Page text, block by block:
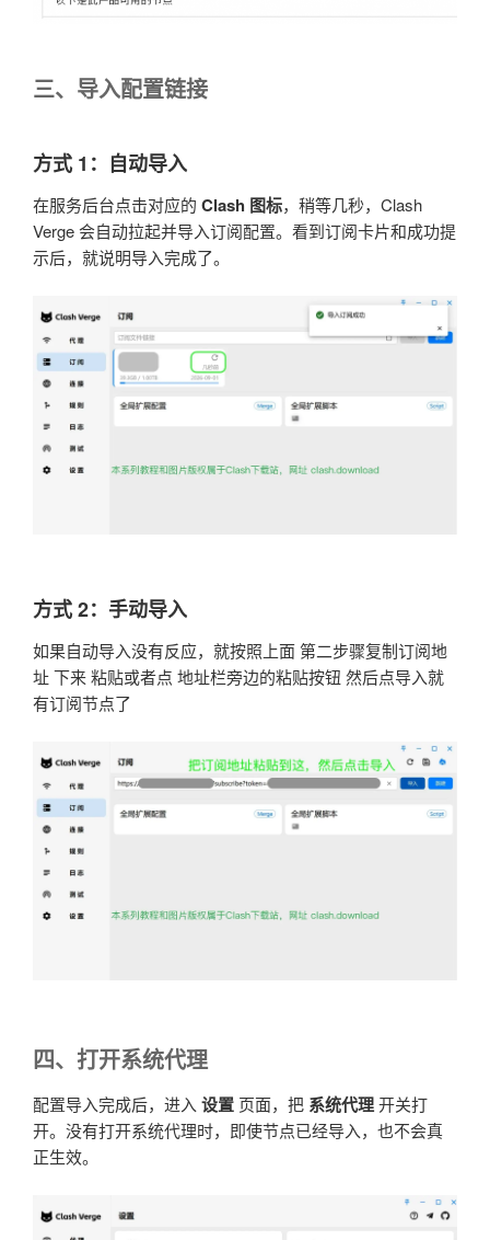
三、导入配置链接
方式 1：自动导入
在服务后台点击对应的 Clash 图标，稍等几秒，Clash
Verge 会自动拉起并导入订阅配置。看到订阅卡片和成功提
示后，就说明导入完成了。
方式 2：手动导入
如果自动导入没有反应，就按照上面 第二步骤复制订阅地
址 下来 粘贴或者点 地址栏旁边的粘贴按钮 然后点导入就
有订阅节点了
四、打开系统代理
配置导入完成后，进入 设置 页面，把 系统代理开关打
开。没有打开系统代理时，即使节点已经导入，也不会真
正生效。